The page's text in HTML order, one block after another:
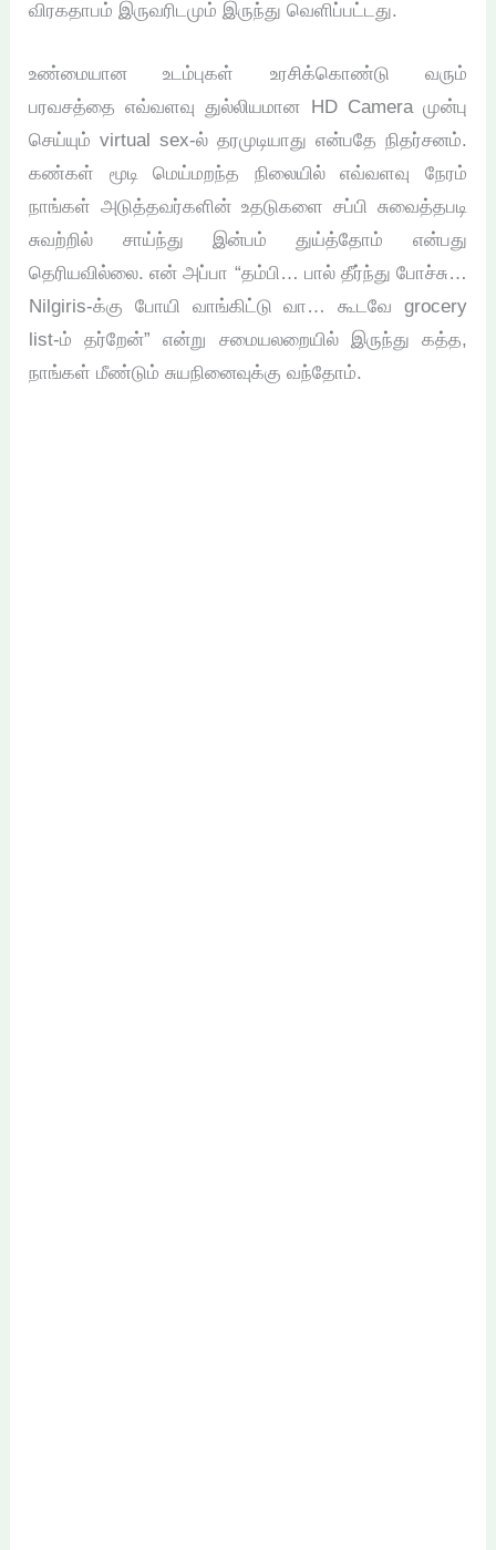
விரகதாபம் இருவரிடமும் இருந்து வெளிப்பட்டது.
உண்மையான உடம்புகள் உரசிக்கொண்டு வரும்
பரவசத்தை எவ்வளவு துல்லியமான HD Camera முன்பு
செய்யும் virtual sex-ல் தரமுடியாது என்பதே நிதர்சனம்.
கண்கள் மூடி மெய்மறந்த நிலையில் எவ்வளவு நேரம்
நாங்கள் அடுத்தவர்களின் உதடுகளை சப்பி சுவைத்தபடி
சுவற்றில் சாய்ந்து இன்பம் துய்த்தோம் என்பது
தெரியவில்லை. என் அப்பா “தம்பி… பால் தீர்ந்து போச்சு…
Nilgiris-க்கு போயி வாங்கிட்டு வா… கூடவே grocery
list-ம் தர்றேன்” என்று சமையலறையில் இருந்து கத்த,
நாங்கள் மீண்டும் சுயநினைவுக்கு வந்தோம்.